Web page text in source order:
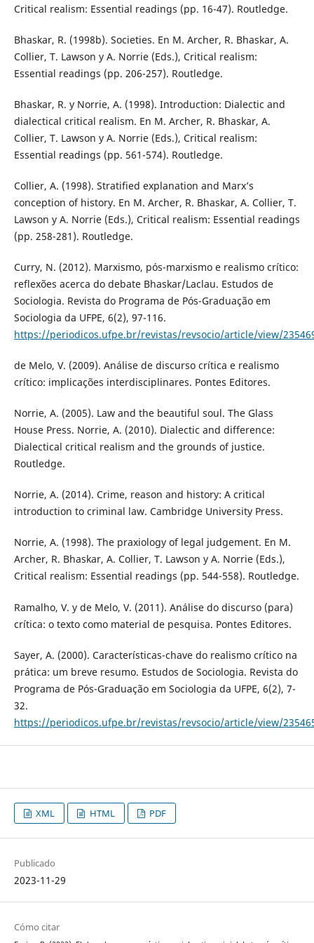
Critical realism: Essential readings (pp. 16-47). Routledge.
Bhaskar, R. (1998b). Societies. En M. Archer, R. Bhaskar, A.
Collier, T. Lawson y A. Norrie (Eds.), Critical realism:
Essential readings (pp. 206-257). Routledge.
Bhaskar, R. y Norrie, A. (1998). Introduction: Dialectic and
dialectical critical realism. En M. Archer, R. Bhaskar, A.
Collier, T. Lawson y A. Norrie (Eds.), Critical realism:
Essential readings (pp. 561-574). Routledge.
Collier, A. (1998). Stratified explanation and Marx’s
conception of history. En M. Archer, R. Bhaskar, A. Collier, T.
Lawson y A. Norrie (Eds.), Critical realism: Essential readings
(pp. 258-281). Routledge.
Curry, N. (2012). Marxismo, pós-marxismo e realismo crítico:
reflexões acerca do debate Bhaskar/Laclau. Estudos de
Sociologia. Revista do Programa de Pós-Graduação em
Sociologia da UFPE, 6(2), 97-116.
https://periodicos.ufpe.br/revistas/revsocio/article/view/
de Melo, V. (2009). Análise de discurso crítica e realismo
crítico: implicações interdisciplinares. Pontes Editores.
Norrie, A. (2005). Law and the beautiful soul. The Glass
House Press. Norrie, A. (2010). Dialectic and difference:
Dialectical critical realism and the grounds of justice.
Routledge.
Norrie, A. (2014). Crime, reason and history: A critical
introduction to criminal law. Cambridge University Press.
Norrie, A. (1998). The praxiology of legal judgement. En M.
Archer, R. Bhaskar, A. Collier, T. Lawson y A. Norrie (Eds.),
Critical realism: Essential readings (pp. 544-558). Routledge.
Ramalho, V. y de Melo, V. (2011). Análise do discurso (para)
crítica: o texto como material de pesquisa. Pontes Editores.
Sayer, A. (2000). Características-chave do realismo crítico na
prática: um breve resumo. Estudos de Sociologia. Revista do
Programa de Pós-Graduação em Sociologia da UFPE, 6(2), 7-
32.
https://periodicos.ufpe.br/revistas/revsocio/article/view/
XML HTML PDF
Publicado
2023-11-29
Cómo citar